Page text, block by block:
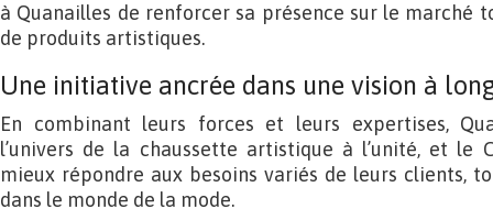
à Quanailles de renforcer sa présence sur le marché
de produits artistiques.
Une initiative ancrée dans une vision à
En combinant leurs forces et leurs expertises,
l’univers de la chaussette artistique à l’unité, et le
mieux répondre aux besoins variés de leurs clients,
dans le monde de la mode.